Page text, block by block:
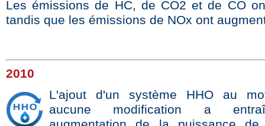
Les émissions de HC, de CO2 et de CO
tandis que les émissions de NOx ont
2010
L'ajout d'un système HHO au
aucune modification a